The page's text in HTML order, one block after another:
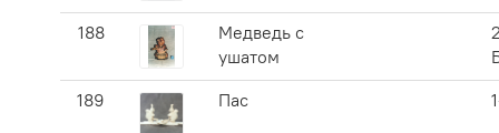
188
Медведь с
ушатом
189
Пас